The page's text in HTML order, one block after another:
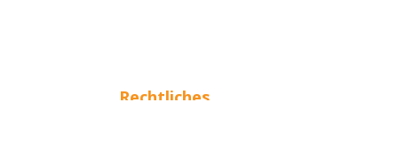
Rechtliches